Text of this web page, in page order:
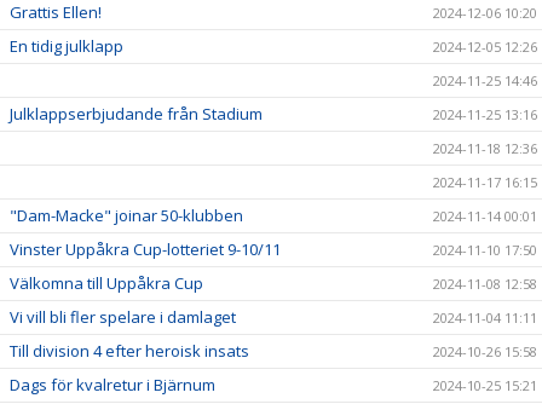
Grattis Ellen! 2024-12-06 10:20
En tidig julklapp
2024-12-05 12:26
2024-11-25 14:46
Julklappserbjudande från Stadium
2024-11-25 13:16
2024-11-18 12:36
2024-11-17 16:15
"Dam-Macke" joinar 50-klubben 2024-11-14 00:01
Vinster Uppåkra Cup-lotteriet 9-10/11 2024-11-10 17:50
Välkomna till Uppåkra Cup 2024-11-08 12:58
Vi vill bli fler spelare i damlaget 2024-11-04 11:11
Till division 4 efter heroisk insats 2024-10-26 15:58
Dags för kvalretur i Bjärnum 2024-10-25 15:21